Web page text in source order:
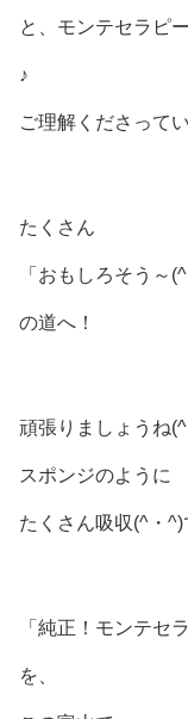
と、モンテセラピ
♪
ご理解くださって
たくさん
「おもしろそう～
の道へ！
頑張りましょうね(^
スポンジのように
たくさん吸収(^・^)
「純正！モンテセ
を、